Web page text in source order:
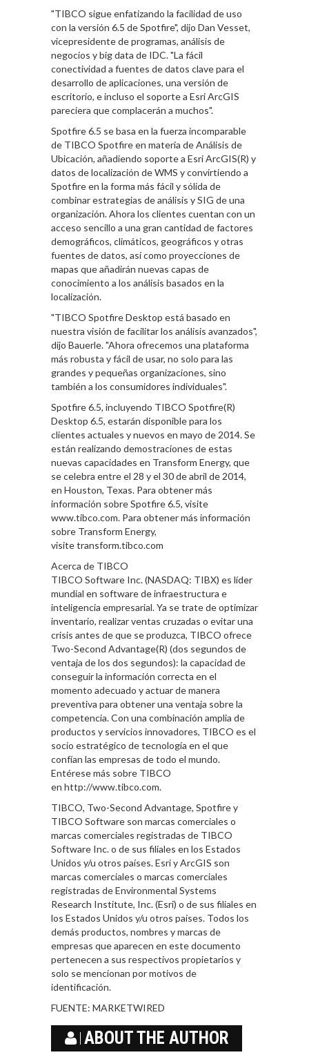
"TIBCO sigue enfatizando la facilidad de uso
con la versión 6.5 de Spotfire", dijo Dan Vesset,
vicepresidente de programas, análisis de
negocios y big data de IDC. "La fácil
conectividad a fuentes de datos clave para el
desarrollo de aplicaciones, una versión de
escritorio, e incluso el soporte a Esri ArcGIS
pareciera que complacerán a muchos".
Spotfire 6.5 se basa en la fuerza incomparable
de TIBCO Spotfire en materia de Análisis de
Ubicación, añadiendo soporte a Esri ArcGIS(R) y
datos de localización de WMS y convirtiendo a
Spotfire en la forma más fácil y sólida de
combinar estrategias de análisis y SIG de una
organización. Ahora los clientes cuentan con un
acceso sencillo a una gran cantidad de factores
demográficos, climáticos, geográficos y otras
fuentes de datos, así como proyecciones de
mapas que añadirán nuevas capas de
conocimiento a los análisis basados en la
localización.
"TIBCO Spotfire Desktop está basado en
nuestra visión de facilitar los análisis avanzados",
dijo Bauerle. "Ahora ofrecemos una plataforma
más robusta y fácil de usar, no solo para las
grandes y pequeñas organizaciones, sino
también a los consumidores individuales".
Spotfire 6.5, incluyendo TIBCO Spotfire(R)
Desktop 6.5, estarán disponible para los
clientes actuales y nuevos en mayo de 2014. Se
están realizando demostraciones de estas
nuevas capacidades en Transform Energy, que
se celebra entre el 28 y el 30 de abril de 2014,
en Houston, Texas. Para obtener más
información sobre Spotfire 6.5, visite
www.tibco.com. Para obtener más información
sobre Transform Energy,
visite transform.tibco.com
Acerca de TIBCO
TIBCO Software Inc. (NASDAQ: TIBX) es líder
mundial en software de infraestructura e
inteligencia empresarial. Ya se trate de optimizar
inventario, realizar ventas cruzadas o evitar una
crisis antes de que se produzca, TIBCO ofrece
Two-Second Advantage(R) (dos segundos de
ventaja de los dos segundos): la capacidad de
conseguir la información correcta en el
momento adecuado y actuar de manera
preventiva para obtener una ventaja sobre la
competencia. Con una combinación amplia de
productos y servicios innovadores, TIBCO es el
socio estratégico de tecnología en el que
confían las empresas de todo el mundo.
Entérese más sobre TIBCO
en http://www.tibco.com.
TIBCO, Two-Second Advantage, Spotfire y
TIBCO Software son marcas comerciales o
marcas comerciales registradas de TIBCO
Software Inc. o de sus filiales en los Estados
Unidos y/u otros países. Esri y ArcGIS son
marcas comerciales o marcas comerciales
registradas de Environmental Systems
Research Institute, Inc. (Esri) o de sus filiales en
los Estados Unidos y/u otros países. Todos los
demás productos, nombres y marcas de
empresas que aparecen en este documento
pertenecen a sus respectivos propietarios y
solo se mencionan por motivos de
identificación.
FUENTE: MARKETWIRED
ABOUT THE AUTHOR